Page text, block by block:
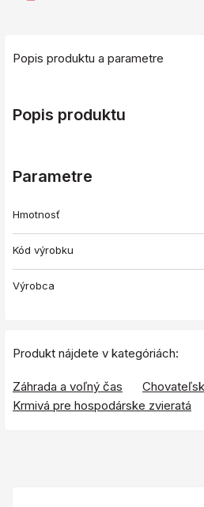
Popis produktu a parametre
Popis produktu
Parametre
Hmotnosť
Kód výrobku
Výrobca
Produkt nájdete v kategóriách:
Záhrada a voľný čas
Krmivá pre hospodárske zvieratá